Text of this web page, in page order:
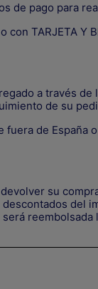
de pago para
con TARJETA Y
a través
de su
fuera de
su
del